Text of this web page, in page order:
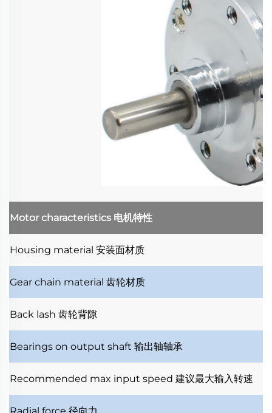
Motor characteristics 电机特性
Housing material 安装面材质
Gear chain material 齿轮材质
Back lash 齿轮背隙
Bearings on output shaft 输出轴轴承
Recommended max input speed 建议最大输入转速